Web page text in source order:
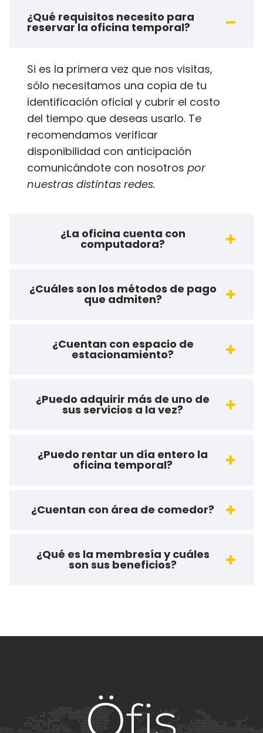
¿Qué requisitos necesito para
reservar la oficina temporal?
Si es la primera vez que nos visitas,
sólo necesitamos una copia de tu
identificación oficial y cubrir el costo
del tiempo que deseas usarlo. Te
recomendamos verificar
disponibilidad con anticipación
comunicándote con nosotros por
nuestras distintas redes.
¿La oficina cuenta con
computadora?
¿Cuáles son los métodos de pago
que admiten?
¿Cuentan con espacio de
estacionamiento?
¿Puedo adquirir más de uno de
sus servicios a la vez?
¿Puedo rentar un día entero la
oficina temporal?
¿Cuentan con área de comedor?
¿Qué es la membresía y cuáles
son sus beneficios?